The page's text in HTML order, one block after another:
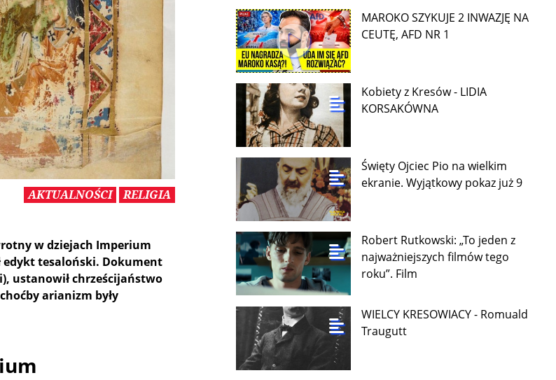
AKTUALNOŚCI RELIGIA
w dziejach Imperium
edykt tesaloński. Dokument
ustanowił chrześcijaństwo
arianizm były
MAROKO SZYKUJE 2 INWAZJĘ NA
CEUTĘ, AFD NR 1
Kobiety z Kresów - LIDIA
KORSAKÓWNA
Święty Ojciec Pio na wielkim
ekranie. Wyjątkowy pokaz już 9
Robert Rutkowski: „To jeden z
najważniejszych filmów tego
roku”. Film
WIELCY KRESOWIACY - Romuald
Traugutt